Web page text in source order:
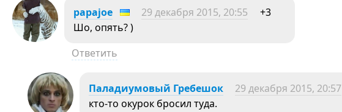
papajoe 29 декабря 2015, 20:55
+3
Шо, опять? )
Ответить
Паладиумовый Гребешок 29 декабря 2015, 20:57
кто-то окурок бросил туда.